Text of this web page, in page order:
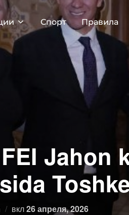
Спорт Правила
FEI Jahon
вклОпубликовано
26 апреля, 2026